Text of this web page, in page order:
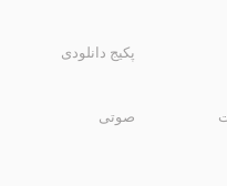
پکیج دانلودی
صوتی